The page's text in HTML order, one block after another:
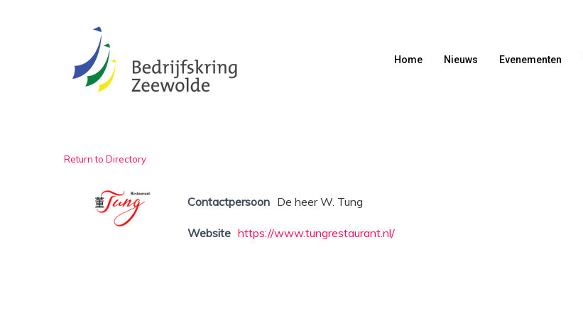
Home Nieuws Evenementen
Return to Directory
Contactpersoon De heer W. Tung
Website https://www.tungrestaurant.nl/